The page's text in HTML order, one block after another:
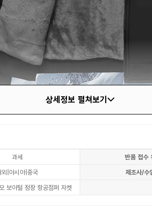
상세정보 펼쳐보기
과세
반품 접수
외|아시아|중국
제조사/수
보아털 정장 항공점퍼 자켓